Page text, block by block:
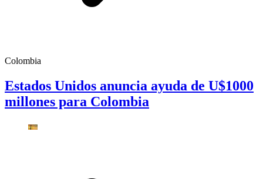
Colombia
Estados Unidos anuncia ayuda de U$1000
millones para Colombia